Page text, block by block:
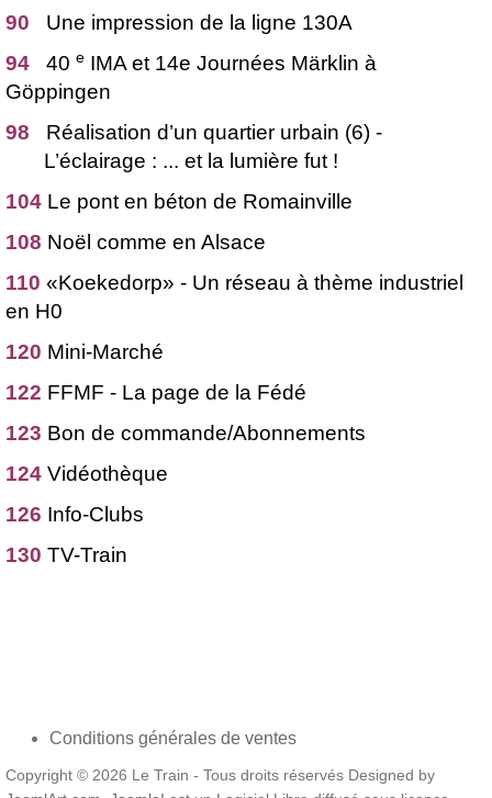
90 Une impression de la ligne 130A
94 40 e IMA et 14e Journées Märklin à
Göppingen
98 Réalisation d’un quartier urbain (6) -
L’éclairage : ... et la lumière fut !
104 Le pont en béton de Romainville
108 Noël comme en Alsace
110 «Koekedorp» - Un réseau à thème industriel
en H0
120 Mini-Marché
122 FFMF - La page de la Fédé
123 Bon de commande/Abonnements
124 Vidéothèque
126 Info-Clubs
130 TV-Train
Conditions générales de ventes
Copyright © 2026 Le Train - Tous droits réservés Designed by